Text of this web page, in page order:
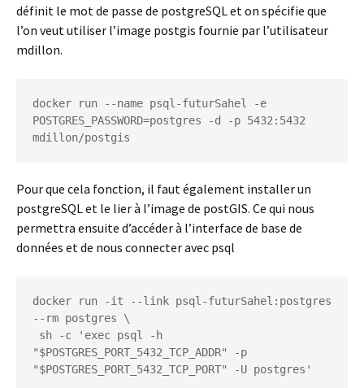
définit le mot de passe de postgreSQL et on spécifie que
l’on veut utiliser l’image postgis fournie par l’utilisateur
mdillon.
docker run --name psql-futurSahel -e
POSTGRES_PASSWORD=postgres -d -p 5432:5432
mdillon/postgis
Pour que cela fonction, il faut également installer un
postgreSQL et le lier à l’image de postGIS. Ce qui nous
permettra ensuite d’accéder à l’interface de base de
données et de nous connecter avec psql
docker run -it --link psql-futurSahel:postgres
--rm postgres \
"$POSTGRES_PORT_5432_TCP_ADDR" -p
"$POSTGRES_PORT_5432_TCP_PORT" -U postgres'